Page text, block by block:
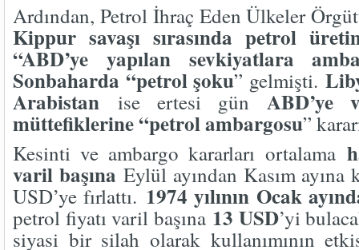
Ardından, Petrol İhraç Eden Ülkeler
Kippur savaşı sırasında petrol
“ABD’ye yapılan sevkiyatlara
Sonbaharda “petrol şoku” gelmişti.
Arabistan ise ertesi günABD’ye
müttefiklerine “petrol ambargosu”
Kesinti ve ambargo kararları ortalama
varil başına Eylül ayından Kasım
USD’ye fırlattı. 1974 yılının Ocak
petrol fiyatı varil başına 13 USD’yi
siyasi bir silah olarak kullanımının